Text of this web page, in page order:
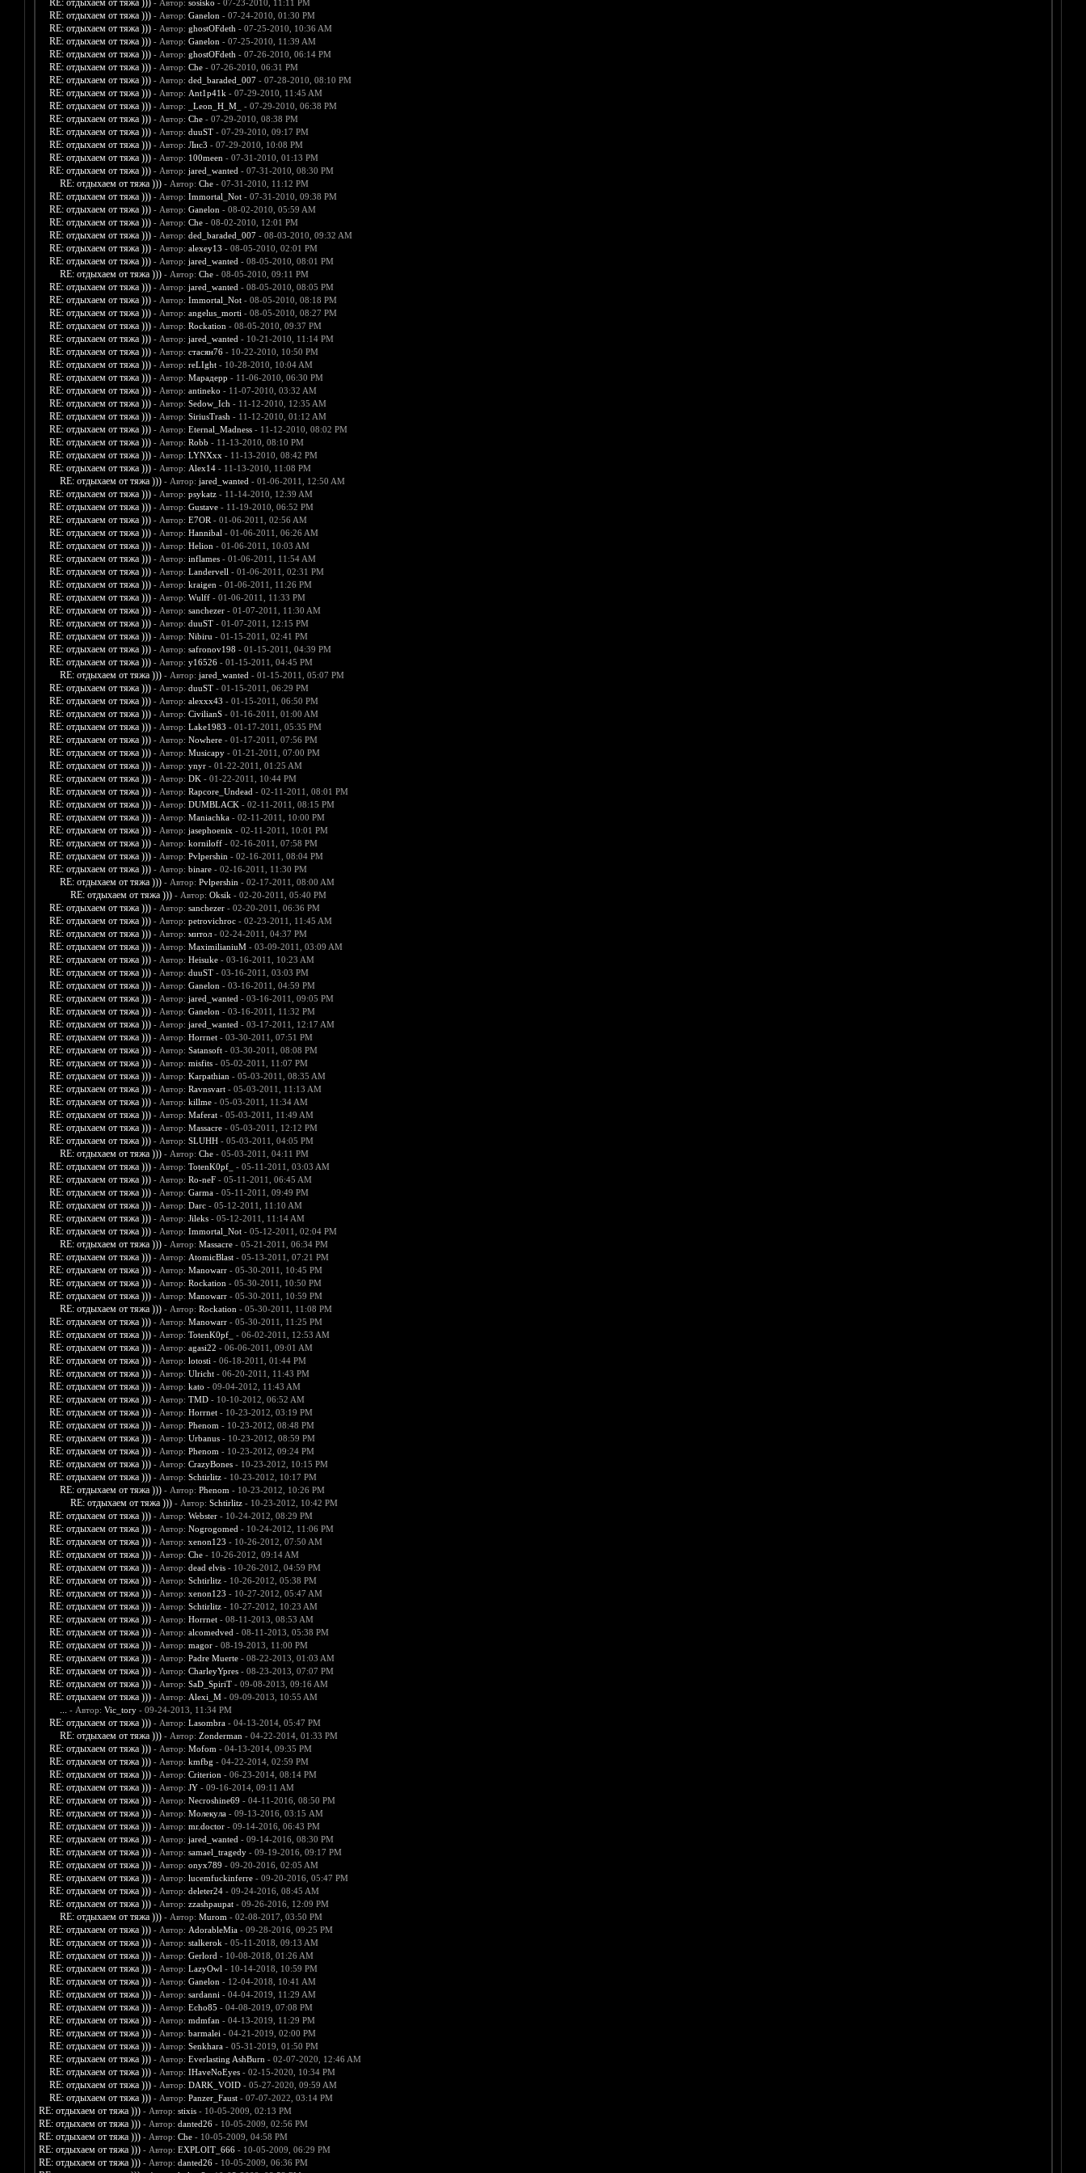
RE: отдыхаем от тяжа ))) - Автор: sosisko - 07-23-2010, 11:11 PM
RE: отдыхаем от тяжа ))) - Автор: Ganelon - 07-24-2010, 01:30 PM
RE: отдыхаем от тяжа ))) - Автор: ghostOFdeth - 07-25-2010, 10:36 AM
RE: отдыхаем от тяжа ))) - Автор: Ganelon - 07-25-2010, 11:39 AM
RE: отдыхаем от тяжа ))) - Автор: ghostOFdeth - 07-26-2010, 06:14 PM
RE: отдыхаем от тяжа ))) - Автор: Che- 07-26-2010, 06:31 PM
RE: отдыхаем от тяжа ))) - Автор: ded_baraded_007- 07-28-2010, 08:10 PM
RE: отдыхаем от тяжа ))) - Автор: Ant1p41k - 07-29-2010, 11:45 AM
RE: отдыхаем от тяжа ))) - Автор: _Leon_H_M_ - 07-29-2010, 06:38 PM
RE: отдыхаем от тяжа ))) - Автор: Che- 07-29-2010, 08:38 PM
RE: отдыхаем от тяжа ))) - Автор: duuST- 07-29-2010, 09:17 PM
RE: отдыхаем от тяжа ))) - Автор: Лис3 - 07-29-2010, 10:08 PM
RE: отдыхаем от тяжа ))) - Автор: 100meen - 07-31-2010, 01:13 PM
RE: отдыхаем от тяжа ))) - Автор: jared_wanted - 07-31-2010, 08:30 PM
RE: отдыхаем от тяжа ))) - Автор: Che- 07-31-2010, 11:12 PM
RE: отдыхаем от тяжа ))) - Автор: Immortal_Not- 07-31-2010, 09:38 PM
RE: отдыхаем от тяжа ))) - Автор: Ganelon - 08-02-2010, 05:59 AM
RE: отдыхаем от тяжа ))) - Автор: Che- 08-02-2010, 12:01 PM
RE: отдыхаем от тяжа ))) - Автор: ded_baraded_007- 08-03-2010, 09:32 AM
RE: отдыхаем от тяжа ))) - Автор: alexey13 - 08-05-2010, 02:01 PM
RE: отдыхаем от тяжа ))) - Автор: jared_wanted - 08-05-2010, 08:01 PM
RE: отдыхаем от тяжа ))) - Автор: Che- 08-05-2010, 09:11 PM
RE: отдыхаем от тяжа ))) - Автор: jared_wanted - 08-05-2010, 08:05 PM
RE: отдыхаем от тяжа ))) - Автор: Immortal_Not- 08-05-2010, 08:18 PM
RE: отдыхаем от тяжа ))) - Автор: angelus_morti - 08-05-2010, 08:27 PM
RE: отдыхаем от тяжа ))) - Автор: Rockation - 08-05-2010, 09:37 PM
RE: отдыхаем от тяжа ))) - Автор: jared_wanted - 10-21-2010, 11:14 PM
RE: отдыхаем от тяжа ))) - Автор: стасян76- 10-22-2010, 10:50 PM
RE: отдыхаем от тяжа ))) - Автор: reLIght- 10-28-2010, 10:04 AM
RE: отдыхаем от тяжа ))) - Автор: Марадерр - 11-06-2010, 06:30 PM
RE: отдыхаем от тяжа ))) - Автор: antineko - 11-07-2010, 03:32 AM
RE: отдыхаем от тяжа ))) - Автор: Sedow_Ich - 11-12-2010, 12:35 AM
RE: отдыхаем от тяжа ))) - Автор: SiriusTrash - 11-12-2010, 01:12 AM
RE: отдыхаем от тяжа ))) - Автор: Eternal_Madness- 11-12-2010, 08:02 PM
RE: отдыхаем от тяжа ))) - Автор: Robb - 11-13-2010, 08:10 PM
RE: отдыхаем от тяжа ))) - Автор: LYNXxx - 11-13-2010, 08:42 PM
RE: отдыхаем от тяжа ))) - Автор: Alex14- 11-13-2010, 11:08 PM
RE: отдыхаем от тяжа ))) - Автор: jared_wanted - 01-06-2011, 12:50 AM
RE: отдыхаем от тяжа ))) - Автор: psykatz- 11-14-2010, 12:39 AM
RE: отдыхаем от тяжа ))) - Автор: Gustave- 11-19-2010, 06:52 PM
RE: отдыхаем от тяжа ))) - Автор: E7OR - 01-06-2011, 02:56 AM
RE: отдыхаем от тяжа ))) - Автор: Hannibal - 01-06-2011, 06:26 AM
RE: отдыхаем от тяжа ))) - Автор: Helion - 01-06-2011, 10:03 AM
RE: отдыхаем от тяжа ))) - Автор: inflames- 01-06-2011, 11:54 AM
RE: отдыхаем от тяжа ))) - Автор: Landervell - 01-06-2011, 02:31 PM
RE: отдыхаем от тяжа ))) - Автор: kraigen - 01-06-2011, 11:26 PM
RE: отдыхаем от тяжа ))) - Автор: Wulff- 01-06-2011, 11:33 PM
RE: отдыхаем от тяжа ))) - Автор: sanchezer- 01-07-2011, 11:30 AM
RE: отдыхаем от тяжа ))) - Автор: duuST- 01-07-2011, 12:15 PM
RE: отдыхаем от тяжа ))) - Автор: Nibiru - 01-15-2011, 02:41 PM
RE: отдыхаем от тяжа ))) - Автор: safronov198 - 01-15-2011, 04:39 PM
RE: отдыхаем от тяжа ))) - Автор: y16526- 01-15-2011, 04:45 PM
RE: отдыхаем от тяжа ))) - Автор: jared_wanted - 01-15-2011, 05:07 PM
RE: отдыхаем от тяжа ))) - Автор: duuST- 01-15-2011, 06:29 PM
RE: отдыхаем от тяжа ))) - Автор: alexxx43 - 01-15-2011, 06:50 PM
RE: отдыхаем от тяжа ))) - Автор: CivilianS- 01-16-2011, 01:00 AM
RE: отдыхаем от тяжа ))) - Автор: Lake1983 - 01-17-2011, 05:35 PM
RE: отдыхаем от тяжа ))) - Автор: Nowhere- 01-17-2011, 07:56 PM
RE: отдыхаем от тяжа ))) - Автор: Musicapy- 01-21-2011, 07:00 PM
RE: отдыхаем от тяжа ))) - Автор: ynyr- 01-22-2011, 01:25 AM
RE: отдыхаем от тяжа ))) - Автор: DK- 01-22-2011, 10:44 PM
RE: отдыхаем от тяжа ))) - Автор: Rapcore_Undead - 02-11-2011, 08:01 PM
RE: отдыхаем от тяжа ))) - Автор: DUMBLACK- 02-11-2011, 08:15 PM
RE: отдыхаем от тяжа ))) - Автор: Maniachka- 02-11-2011, 10:00 PM
RE: отдыхаем от тяжа ))) - Автор: jasephoenix - 02-11-2011, 10:01 PM
RE: отдыхаем от тяжа ))) - Автор: korniloff- 02-16-2011, 07:58 PM
RE: отдыхаем от тяжа ))) - Автор: Pvlpershin - 02-16-2011, 08:04 PM
RE: отдыхаем от тяжа ))) - Автор: binare- 02-16-2011, 11:30 PM
RE: отдыхаем от тяжа ))) - Автор: Pvlpershin - 02-17-2011, 08:00 AM
RE: отдыхаем от тяжа ))) - Автор: Oksik - 02-20-2011, 05:40 PM
RE: отдыхаем от тяжа ))) - Автор: sanchezer- 02-20-2011, 06:36 PM
RE: отдыхаем от тяжа ))) - Автор: petrovichroc- 02-23-2011, 11:45 AM
RE: отдыхаем от тяжа ))) - Автор: митол- 02-24-2011, 04:37 PM
RE: отдыхаем от тяжа ))) - Автор: MaximilianiuM- 03-09-2011, 03:09 AM
RE: отдыхаем от тяжа ))) - Автор: Heisuke- 03-16-2011, 10:23 AM
RE: отдыхаем от тяжа ))) - Автор: duuST- 03-16-2011, 03:03 PM
RE: отдыхаем от тяжа ))) - Автор: Ganelon - 03-16-2011, 04:59 PM
RE: отдыхаем от тяжа ))) - Автор: jared_wanted - 03-16-2011, 09:05 PM
RE: отдыхаем от тяжа ))) - Автор: Ganelon - 03-16-2011, 11:32 PM
RE: отдыхаем от тяжа ))) - Автор: jared_wanted - 03-17-2011, 12:17 AM
RE: отдыхаем от тяжа ))) - Автор: Horrnet- 03-30-2011, 07:51 PM
RE: отдыхаем от тяжа ))) - Автор: Satansoft- 03-30-2011, 08:08 PM
RE: отдыхаем от тяжа ))) - Автор: misfits- 05-02-2011, 11:07 PM
RE: отдыхаем от тяжа ))) - Автор: Karpathian - 05-03-2011, 08:35 AM
RE: отдыхаем от тяжа ))) - Автор: Ravnsvart- 05-03-2011, 11:13 AM
RE: отдыхаем от тяжа ))) - Автор: killme- 05-03-2011, 11:34 AM
RE: отдыхаем от тяжа ))) - Автор: Maferat- 05-03-2011, 11:49 AM
RE: отдыхаем от тяжа ))) - Автор: Massacre- 05-03-2011, 12:12 PM
RE: отдыхаем от тяжа ))) - Автор: SLUHH- 05-03-2011, 04:05 PM
RE: отдыхаем от тяжа ))) - Автор: Che- 05-03-2011, 04:11 PM
RE: отдыхаем от тяжа ))) - Автор: TotenK0pf_ - 05-11-2011, 03:03 AM
RE: отдыхаем от тяжа ))) - Автор: Ro-neF- 05-11-2011, 06:45 AM
RE: отдыхаем от тяжа ))) - Автор: Garma- 05-11-2011, 09:49 PM
RE: отдыхаем от тяжа ))) - Автор: Darc- 05-12-2011, 11:10 AM
RE: отдыхаем от тяжа ))) - Автор: Jileks- 05-12-2011, 11:14 AM
RE: отдыхаем от тяжа ))) - Автор: Immortal_Not- 05-12-2011, 02:04 PM
RE: отдыхаем от тяжа ))) - Автор: Massacre- 05-21-2011, 06:34 PM
RE: отдыхаем от тяжа ))) - Автор: AtomicBlast- 05-13-2011, 07:21 PM
RE: отдыхаем от тяжа ))) - Автор: Manowarr- 05-30-2011, 10:45 PM
RE: отдыхаем от тяжа ))) - Автор: Rockation - 05-30-2011, 10:50 PM
RE: отдыхаем от тяжа ))) - Автор: Manowarr- 05-30-2011, 10:59 PM
RE: отдыхаем от тяжа ))) - Автор: Rockation - 05-30-2011, 11:08 PM
RE: отдыхаем от тяжа ))) - Автор: Manowarr- 05-30-2011, 11:25 PM
RE: отдыхаем от тяжа ))) - Автор: TotenK0pf_ - 06-02-2011, 12:53 AM
RE: отдыхаем от тяжа ))) - Автор: agasi22 - 06-06-2011, 09:01 AM
RE: отдыхаем от тяжа ))) - Автор: lotosti - 06-18-2011, 01:44 PM
RE: отдыхаем от тяжа ))) - Автор: Ulricht- 06-20-2011, 11:43 PM
RE: отдыхаем от тяжа ))) - Автор: kato - 09-04-2012, 11:43 AM
RE: отдыхаем от тяжа ))) - Автор: TMD- 10-10-2012, 06:52 AM
RE: отдыхаем от тяжа ))) - Автор: Horrnet- 10-23-2012, 03:19 PM
RE: отдыхаем от тяжа ))) - Автор: Phenom - 10-23-2012, 08:48 PM
RE: отдыхаем от тяжа ))) - Автор: Urbanus- 10-23-2012, 08:59 PM
RE: отдыхаем от тяжа ))) - Автор: Phenom - 10-23-2012, 09:24 PM
RE: отдыхаем от тяжа ))) - Автор: CrazyBones- 10-23-2012, 10:15 PM
RE: отдыхаем от тяжа ))) - Автор: Schtirlitz- 10-23-2012, 10:17 PM
RE: отдыхаем от тяжа ))) - Автор: Phenom - 10-23-2012, 10:26 PM
RE: отдыхаем от тяжа ))) - Автор: Schtirlitz- 10-23-2012, 10:42 PM
RE: отдыхаем от тяжа ))) - Автор: Webster- 10-24-2012, 08:29 PM
RE: отдыхаем от тяжа ))) - Автор: Nogrogomed - 10-24-2012, 11:06 PM
RE: отдыхаем от тяжа ))) - Автор: xenon123 - 10-26-2012, 07:50 AM
RE: отдыхаем от тяжа ))) - Автор: Che- 10-26-2012, 09:14 AM
RE: отдыхаем от тяжа ))) - Автор: dead elvis- 10-26-2012, 04:59 PM
RE: отдыхаем от тяжа ))) - Автор: Schtirlitz- 10-26-2012, 05:38 PM
RE: отдыхаем от тяжа ))) - Автор: xenon123 - 10-27-2012, 05:47 AM
RE: отдыхаем от тяжа ))) - Автор: Schtirlitz- 10-27-2012, 10:23 AM
RE: отдыхаем от тяжа ))) - Автор: Horrnet- 08-11-2013, 08:53 AM
RE: отдыхаем от тяжа ))) - Автор: alcomedved - 08-11-2013, 05:38 PM
RE: отдыхаем от тяжа ))) - Автор: magor- 08-19-2013, 11:00 PM
RE: отдыхаем от тяжа ))) - Автор: Padre Muerte- 08-22-2013, 01:03 AM
RE: отдыхаем от тяжа ))) - Автор: CharleyYpres- 08-23-2013, 07:07 PM
RE: отдыхаем от тяжа ))) - Автор: SaD_SpiriT- 09-08-2013, 09:16 AM
RE: отдыхаем от тяжа ))) - Автор: Alexi_M- 09-09-2013, 10:55 AM
... - Автор: Vic_tory- 09-24-2013, 11:34 PM
RE: отдыхаем от тяжа ))) - Автор: Lasombra- 04-13-2014, 05:47 PM
RE: отдыхаем от тяжа ))) - Автор: Zonderman - 04-22-2014, 01:33 PM
RE: отдыхаем от тяжа ))) - Автор: Mofom - 04-13-2014, 09:35 PM
RE: отдыхаем от тяжа ))) - Автор: kmfbg - 04-22-2014, 02:59 PM
RE: отдыхаем от тяжа ))) - Автор: Criterion - 06-23-2014, 08:14 PM
RE: отдыхаем от тяжа ))) - Автор: JY- 09-16-2014, 09:11 AM
RE: отдыхаем от тяжа ))) - Автор: Necroshine69 - 04-11-2016, 08:50 PM
RE: отдыхаем от тяжа ))) - Автор: Молекула- 09-13-2016, 03:15 AM
RE: отдыхаем от тяжа ))) - Автор: mr.doctor- 09-14-2016, 06:43 PM
RE: отдыхаем от тяжа ))) - Автор: jared_wanted - 09-14-2016, 08:30 PM
RE: отдыхаем от тяжа ))) - Автор: samael_tragedy- 09-19-2016, 09:17 PM
RE: отдыхаем от тяжа ))) - Автор: onyx789 - 09-20-2016, 02:05 AM
RE: отдыхаем от тяжа ))) - Автор: lucemfuckinferre- 09-20-2016, 05:47 PM
RE: отдыхаем от тяжа ))) - Автор: deleter24- 09-24-2016, 08:45 AM
RE: отдыхаем от тяжа ))) - Автор: zzashpaupat- 09-26-2016, 12:09 PM
RE: отдыхаем от тяжа ))) - Автор: Murom - 02-08-2017, 03:50 PM
RE: отдыхаем от тяжа ))) - Автор: AdorableMia- 09-28-2016, 09:25 PM
RE: отдыхаем от тяжа ))) - Автор: stalkerok - 05-11-2018, 09:13 AM
RE: отдыхаем от тяжа ))) - Автор: Gerlord - 10-08-2018, 01:26 AM
RE: отдыхаем от тяжа ))) - Автор: LazyOwl - 10-14-2018, 10:59 PM
RE: отдыхаем от тяжа ))) - Автор: Ganelon - 12-04-2018, 10:41 AM
RE: отдыхаем от тяжа ))) - Автор: sardanni - 04-04-2019, 11:29 AM
RE: отдыхаем от тяжа ))) - Автор: Echo85 - 04-08-2019, 07:08 PM
RE: отдыхаем от тяжа ))) - Автор: mdmfan - 04-13-2019, 11:29 PM
RE: отдыхаем от тяжа ))) - Автор: barmalei - 04-21-2019, 02:00 PM
RE: отдыхаем от тяжа ))) - Автор: Senkhara- 05-31-2019, 01:50 PM
RE: отдыхаем от тяжа ))) - Автор: Everlasting AshBurn - 02-07-2020, 12:46 AM
RE: отдыхаем от тяжа ))) - Автор: IHaveNoEyes- 02-15-2020, 10:34 PM
RE: отдыхаем от тяжа ))) - Автор: DARK_VOID- 05-27-2020, 09:59 AM
RE: отдыхаем от тяжа ))) - Автор: Panzer_Faust- 07-07-2022, 03:14 PM
RE: отдыхаем от тяжа ))) - Автор: stixis- 10-05-2009, 02:13 PM
RE: отдыхаем от тяжа ))) - Автор: danted26- 10-05-2009, 02:56 PM
RE: отдыхаем от тяжа ))) - Автор: Che- 10-05-2009, 04:58 PM
RE: отдыхаем от тяжа ))) - Автор: EXPLOIT_666- 10-05-2009, 06:29 PM
RE: отдыхаем от тяжа ))) - Автор: danted26- 10-05-2009, 06:36 PM